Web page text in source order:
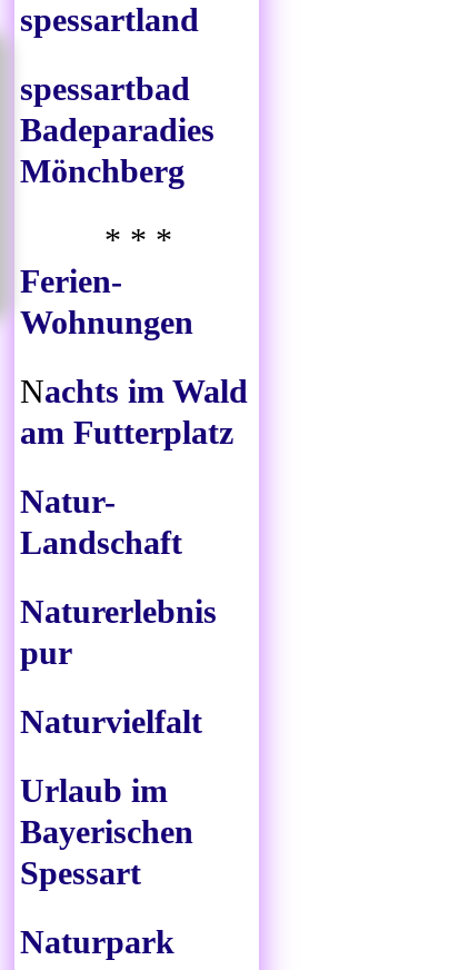
spessartland
spessartbad
Badeparadies
Mönchberg
* * *
Ferien-
Wohnungen
Nachts im Wald
am Futterplatz
Natur-
Landschaft
Naturerlebnis
pur
Naturvielfalt
Urlaub im
Bayerischen
Spessart
Naturpark